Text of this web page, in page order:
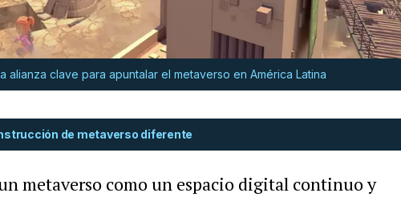
alianza clave para apuntalar el metaverso en América Latina
de metaverso diferente
metaverso como un espacio digital continuo y